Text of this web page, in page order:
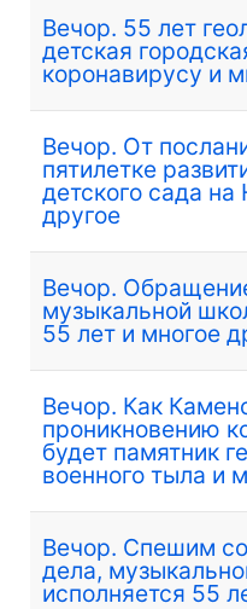
Вечор. 55 лет
детская
коронавирусу и
Вечор. От
пятилетке
детского сада
другое
Вечор.
музыкальной
55 лет и многое
Вечор. Как
проникновению
будет памятник
военного тыла и
Вечор. Спешим
дела,
исполняется 55